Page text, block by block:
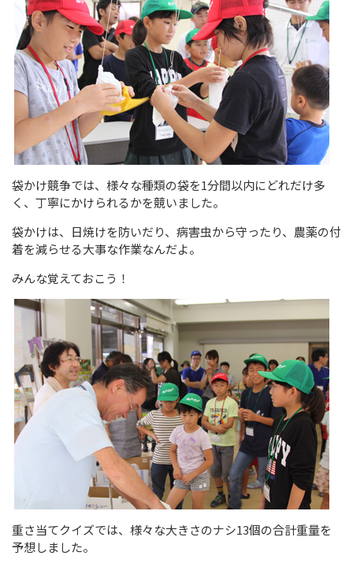
袋かけ競争では、様々な種類の袋を1分間以内にどれだけ多
く、丁寧にかけられるかを競いました。
袋かけは、日焼けを防いだり、病害虫から守ったり、農薬の付
着を減らせる大事な作業なんだよ。
みんな覚えておこう！
重さ当てクイズでは、様々な大きさのナシ13個の合計重量を
予想しました。